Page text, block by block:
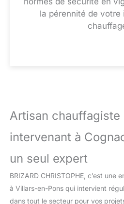
la pérennité de votre
Artisan
intervenant à
un seul expert
BRIZARD CHRISTOPHE, c’est une
à Villars-en-Pons qui intervient
dans tout le secteur pour vos